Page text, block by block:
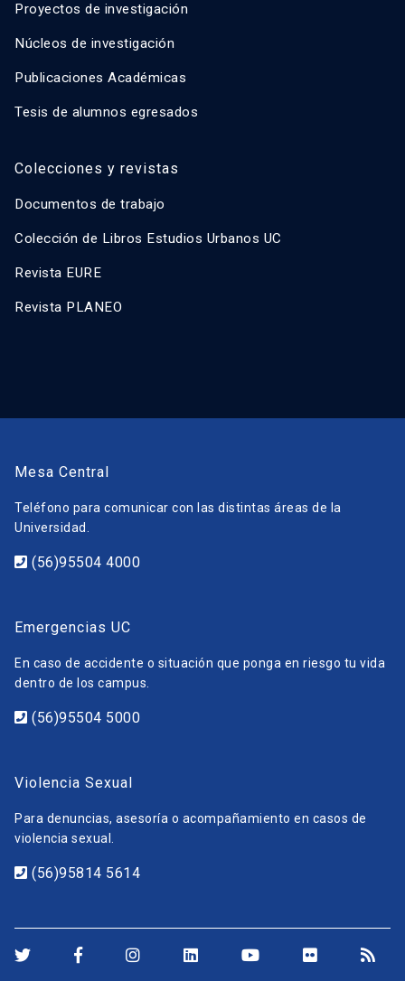
Proyectos de investigación
Núcleos de investigación
Publicaciones Académicas
Tesis de alumnos egresados
Colecciones y revistas
Documentos de trabajo
Colección de Libros Estudios Urbanos UC
Revista EURE
Revista PLANEO
Mesa Central
Teléfono para comunicar con las distintas áreas de la
Universidad.
(56)95504 4000
Emergencias UC
En caso de accidente o situación que ponga en riesgo tu vida
dentro de los campus.
(56)95504 5000
Violencia Sexual
Para denuncias, asesoría o acompañamiento en casos de
violencia sexual.
(56)95814 5614